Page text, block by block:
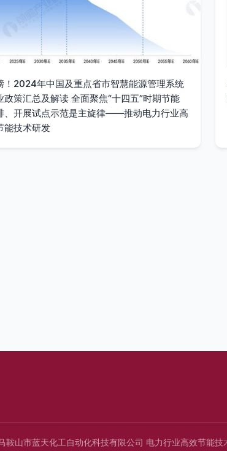
！2024年中国及重点省市智慧能源管理系统
政策汇总及解读 全面聚焦“十四五”时期节能
、开展试点示范是主旋律——推动电力行业高
能技术研发
鞍山市蓝天化工自动化科技有限公司 电力行业高效节能技